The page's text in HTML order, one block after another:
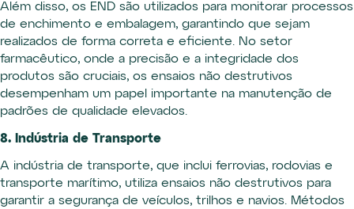
Além disso, os END são utilizados para monitorar processos
de enchimento e embalagem, garantindo que sejam
realizados de forma correta e eficiente. No setor
farmacêutico, onde a precisão e a integridade dos
produtos são cruciais, os ensaios não destrutivos
desempenham um papel importante na manutenção de
padrões de qualidade elevados.
8. Indústria de Transporte
A indústria de transporte, que inclui ferrovias, rodovias e
transporte marítimo, utiliza ensaios não destrutivos para
garantir a segurança de veículos, trilhos e navios. Métodos